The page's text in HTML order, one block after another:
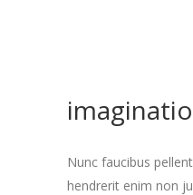
Nunc faucibus
hendrerit enim non